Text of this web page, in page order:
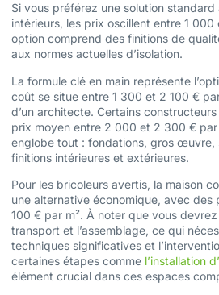
Si vous préférez une solution
intérieurs, les prix oscillent entre 1
option comprend des finitions de
aux normes actuelles d’isolation.
La formule clé en main représente
coût se situe entre 1 300 et 2 100 €
d’un architecte. Certains
prix moyen entre 2 000 et 2 300 € par
englobe tout : fondations, gros
finitions intérieures et extérieures.
Pour les bricoleurs avertis, la maison
une alternative économique, avec des
100 € par m². À noter que vous
transport et l’assemblage, ce qui
techniques significatives et
certaines étapes comme l’installation
élément crucial dans ces espaces